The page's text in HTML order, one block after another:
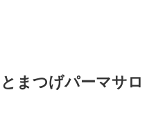
まつげパーマサロ